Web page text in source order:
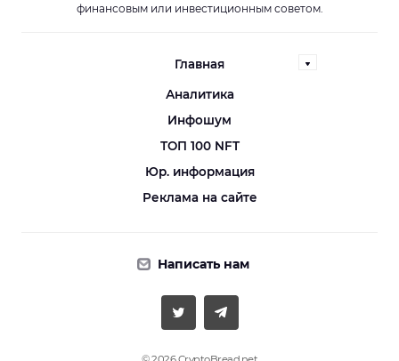
финансовым или инвестиционным советом.
Главная
Аналитика
Инфошум
ТОП 100 NFT
Юр. информация
Реклама на сайте
Написать нам